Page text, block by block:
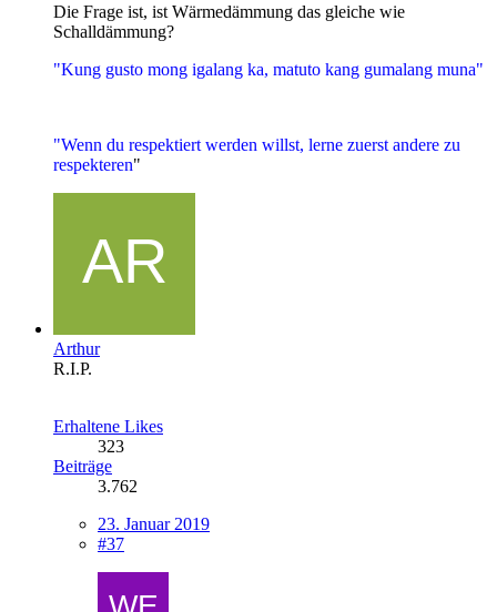
Die Frage ist, ist Wärmedämmung das gleiche wie
Schalldämmung?
"Kung gusto mong igalang ka, matuto kang gumalang muna"
"Wenn du respektiert werden willst, lerne zuerst andere zu
respekteren"
Arthur
R.I.P.
Erhaltene Likes
323
Beiträge
3.762
23. Januar 2019
#37